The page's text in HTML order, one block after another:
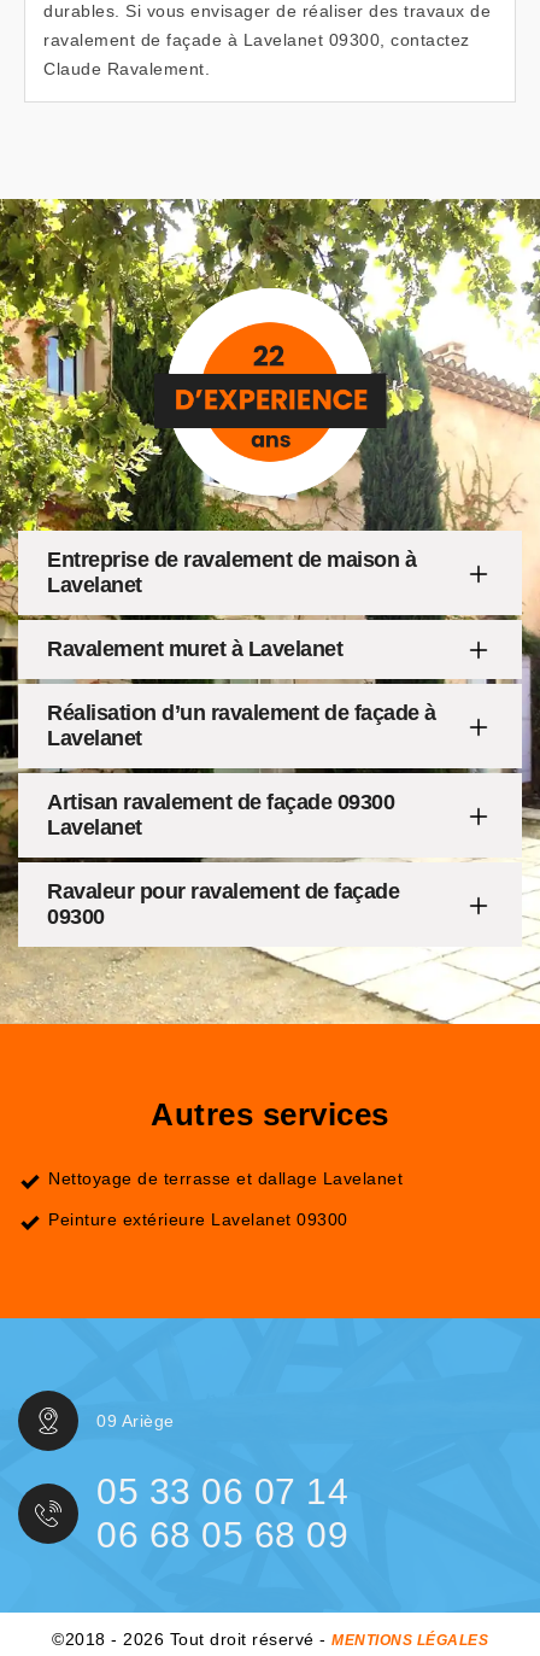
durables. Si vous envisager de réaliser des travaux de
ravalement de façade à Lavelanet 09300, contactez
Claude Ravalement.
Entreprise de ravalement de maison à
Lavelanet
Ravalement muret à Lavelanet
Réalisation d’un ravalement de façade à
Lavelanet
Artisan ravalement de façade 09300
Lavelanet
Ravaleur pour ravalement de façade
09300
Autres services
Nettoyage de terrasse et dallage Lavelanet
Peinture extérieure Lavelanet 09300
09 Ariège
05 33 06 07 14
06 68 05 68 09
©2018 - 2026 Tout droit réservé - MENTIONS LÉGALES